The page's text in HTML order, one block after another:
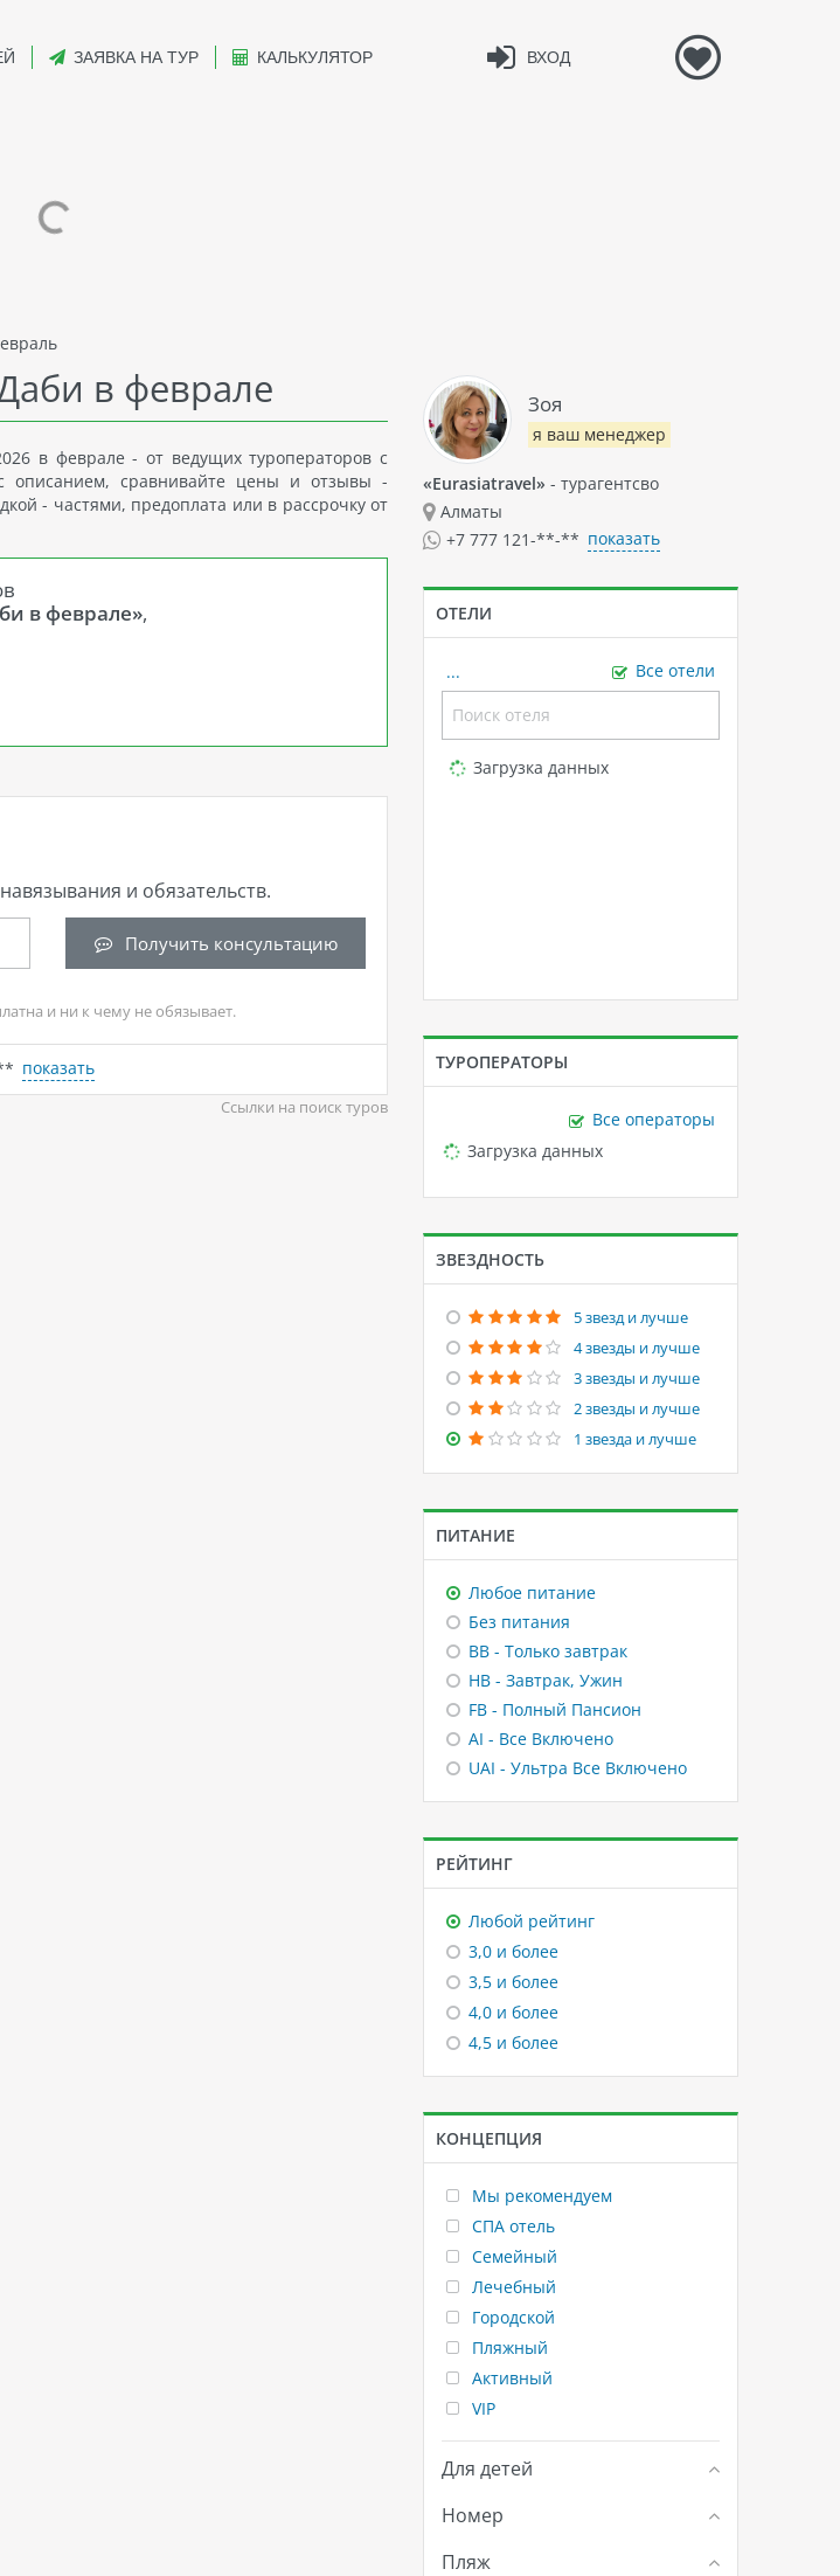
ВХОД
ЗАЯВКА НА ТУР КАЛЬКУЛЯТОР
в феврале
в феврале - от ведущих туроператоров с
описанием, сравнивайте цены и отзывы -
- частями, предоплата или в рассрочку от
в феврале»,
и обязательств.
Получить консультацию
и ни к чему не обязывает.
показать
Ссылки на поиск туров
Зоя
я ваш менеджер
«Eurasiatravel» - турагентсво
Алматы
+7 777 121-**-** показать
ОТЕЛИ
... Все отели
Loading...
Загрузка данных
ТУРОПЕРАТОРЫ
Все операторы
Loading...
Загрузка данных
ЗВЕЗДНОСТЬ
5 звезд и лучше
4 звезды и лучше
3 звезды и лучше
2 звезды и лучше
1 звезда и лучше
ПИТАНИЕ
Любое питание
Без питания
BB - Только завтрак
HB - Завтрак, Ужин
FB - Полный Пансион
AI - Все Включено
UAI - Ультра Все Включено
РЕЙТИНГ
Любой рейтинг
3,0 и более
3,5 и более
4,0 и более
4,5 и более
КОНЦЕПЦИЯ
Мы рекомендуем
СПА отель
Семейный
Лечебный
Городской
Пляжный
Активный
VIP
Для детей
Номер
Пляж